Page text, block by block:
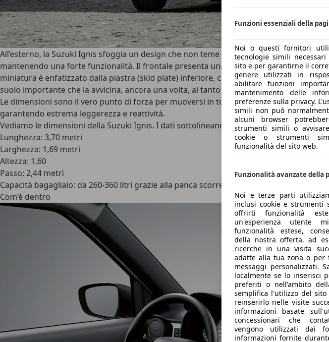
Funzioni essenziali della
Noi o questi fornitori
tecnologie simili
sito e per garantirne il
genere utilizzati in
abilitare funzioni
mantenimento delle
preferenze sulla privacy.
simili non può
alcuni browser
strumenti simili o
cookie o strumenti
funzionalità del sito web.
Funzionalità avanzate della
Noi e terze parti
inclusi cookie e
offrirti funzionalità
un'esperienza utente
funzionalità estese,
della nostra offerta, ad
ricerche in una visita
adatte alla tua zona o
messaggi personalizzati.
localmente se lo inserisci
preferiti o nell'ambito
semplifica l'utilizzo del
reinserirlo nelle visite
informazioni basate
concessionari che
vengono utilizzati dai
informazioni fornite
All’esterno, la Suzuki Ignis sfoggia un design che non teme di affrontare terreni
mantenendo una forte funzionalità. Il frontale presenta una griglia con quattro
miniatura è enfatizzato dalla piastra (skid plate) inferiore, che protegge la vettura sui
suolo importante che la avvicina, ancora una volta, ai tanto blasonati SUV di segmento
Le dimensioni sono il vero punto di forza per muoversi in totale agilità neltraffico
garantendo estrema leggerezza e reattività.
Vediamo le dimensioni della Suzuki Ignis. I dati sottolineano l'eccellente rapporto tra
Lunghezza: 3,70 metri
Larghezza: 1,69 metri
Altezza: 1,60
Passo: 2,44 metri
Capacità bagagliaio: da 260-360 litri grazie alla panca scorrevole fino a 1.100 litri.
Com’è dentro